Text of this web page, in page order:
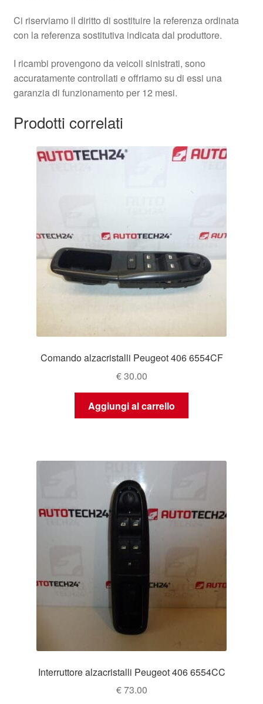
Ci riserviamo il diritto di sostituire la referenza ordinata
con la referenza sostitutiva indicata dal produttore.
I ricambi provengono da veicoli sinistrati, sono
accuratamente controllati e offriamo su di essi una
garanzia di funzionamento per 12 mesi.
Prodotti correlati
Comando alzacristalli Peugeot 406 6554CF
€30.00
Aggiungi al carrello
Interruttore alzacristalli Peugeot 406 6554CC
€73.00